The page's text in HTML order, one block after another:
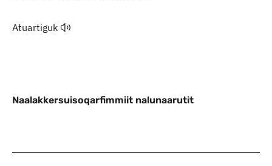
Atuartiguk
Naalakkersuisoqarfimmiit nalunaarutit